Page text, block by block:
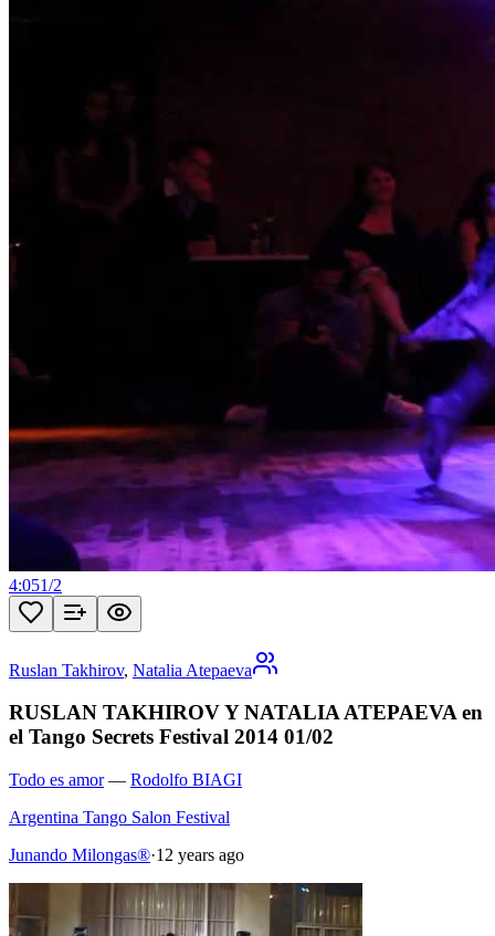
4:051/2
Ruslan Takhirov, Natalia Atepaeva
RUSLAN TAKHIROV Y NATALIA ATEPAEVA en
el Tango Secrets Festival 2014 01/02
Todo es amor— Rodolfo BIAGI
Argentina Tango Salon Festival
Junando Milongas®·12 years ago